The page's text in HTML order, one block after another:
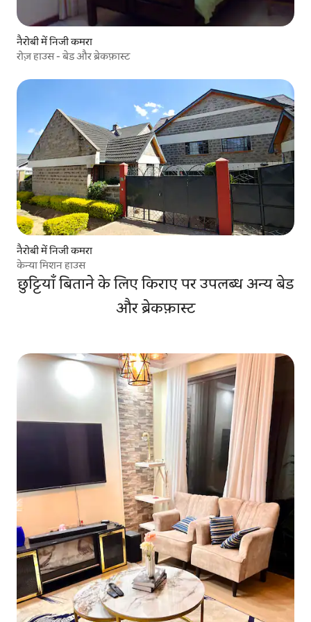
नैरोबी में निजी कमरा
रोज़ हाउस - बेड और ब्रेकफ़ास्ट
नैरोबी में निजी कमरा
केन्या मिशन हाउस
छुट्टियाँ बिताने के लिए किराए पर उपलब्ध अन्य बेड
और ब्रेकफ़ास्ट